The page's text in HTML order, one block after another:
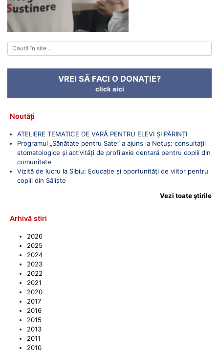
VREI SĂ FACI O DONAȚIE?
click aici
Noutăți
ATELIERE TEMATICE DE VARĂ PENTRU ELEVI ȘI PĂRINȚI
Programul „Sănătate pentru Sate” a ajuns la Netuș: consultații
stomatologice și activități de profilaxie dentară pentru copiii din
comunitate
Vizită de lucru la Sibiu: Educație și oportunități de viitor pentru
copiii din Săliște
Vezi toate ştirile
Arhivă stiri
2026
2025
2024
2023
2022
2021
2020
2017
2016
2015
2013
2011
2010